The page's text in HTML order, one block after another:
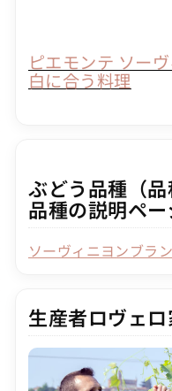
ピエモンテ ソー
白に合う料理
ぶどう品種（
品種の説明ペー
ソーヴィニヨンブラン
生産者ロヴェ